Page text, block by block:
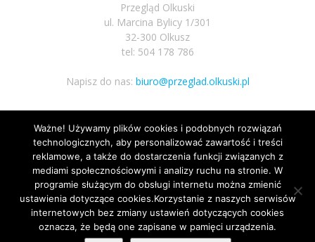
Przegląd Olkuski
ul. Marcina Bylicy 1/301
32-300 Olkusz
tel: 504 178 786
Napisz do nas: biuro@przeglad.olkuski.pl
Podążaj za nami
Nota prawna Polityka prywatnosci Kariera Regulamin
Ważne! Używamy plików cookies i podobnych rozwiązań
technologicznych, aby personalizować zawartość i treści
reklamowe, a także do dostarczenia funkcji związanych z
mediami społecznościowymi i analizy ruchu na stronie. W
programie służącym do obsługi internetu można zmienić
ustawienia dotyczące cookies.Korzystanie z naszych serwisów
internetowych bez zmiany ustawień dotyczących cookies
oznacza, że będą one zapisane w pamięci urządzenia.